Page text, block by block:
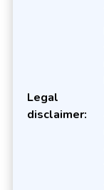
Legal
disclaimer: